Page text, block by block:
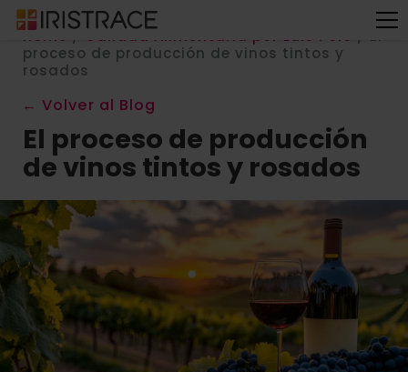
Home / Calidad Alimentaria por Luis Polo / El
proceso de producción de vinos tintos y
rosados
← Volver al Blog
El proceso de producción
de vinos tintos y rosados